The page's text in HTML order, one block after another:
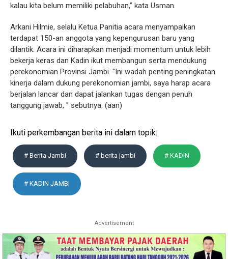
kalau kita belum memiliki pelabuhan,” kata Usman.
Arkani Hilmie, selalu Ketua Panitia acara menyampaikan
terdapat 150-an anggota yang kepengurusan baru yang
dilantik. Acara ini diharapkan menjadi momentum untuk lebih
bekerja keras dan Kadin ikut membangun serta mendukung
perekonomian Provinsi Jambi. "Ini wadah penting peningkatan
kinerja dalam dukung perekonomian jambi, saya harap acara
berjalan lancar dan dapat jalankan tugas dengan penuh
tanggung jawab, " sebutnya. (aan)
Ikuti perkembangan berita ini dalam topik:
# Berita Jambi # berita jambi # KADIN
# KADIN JAMBI
Advertisement